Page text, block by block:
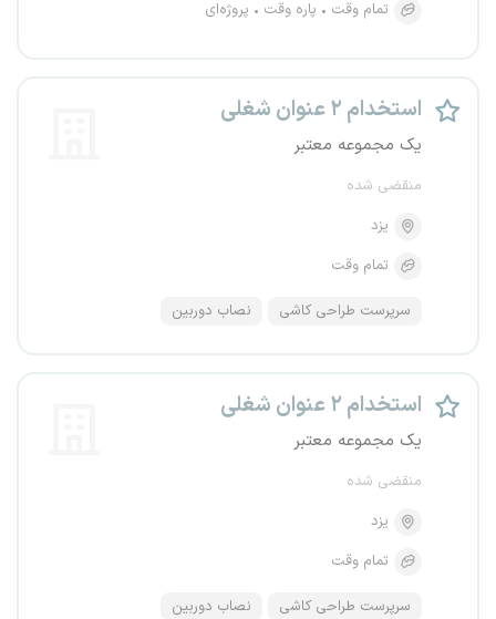
تمام وقت پاره وقت پروژه‌ای
استخدام ۲ عنوان شغلی
یک مجموعه معتبر
منقضی شده
یزد
تمام وقت
سرپرست طراحی کاشی نصاب دوربین
استخدام ۲ عنوان شغلی
یک مجموعه معتبر
منقضی شده
یزد
تمام وقت
سرپرست طراحی کاشی نصاب دوربین